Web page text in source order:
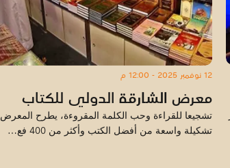
12 نوفمبر 2025 - 12:00 م
معرض الشارقة الدولي للكتاب
تشجيعا للقراءة وحب الكلمة المقروءة، يطرح المعرض
تشكيلة واسعة من أفضل الكتب وأكثر من 400 فع…